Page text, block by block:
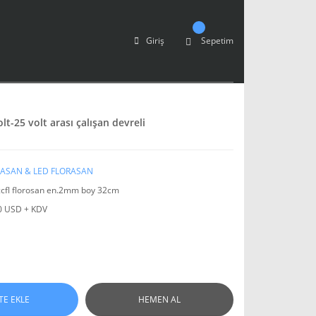
Giriş Sepetim
25 volt arası çalışan devreli
& LED FLORASAN
florosan en.2mm boy 32cm
USD + KDV
EKLE HEMEN AL